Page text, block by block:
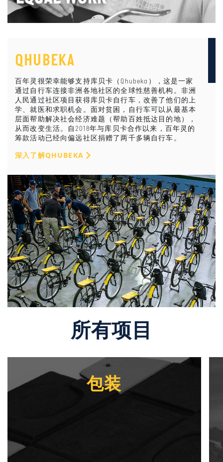
QHUBEKA
百年灵很荣幸能够支持库贝卡（Qhubeka），这是一家
通过自行车连接非洲各地社区的全球性慈善机构。非洲
人民通过社区项目获得库贝卡自行车，改善了他们的上
学、就医和求职机会。面对贫困，自行车可以从最基本
层面帮助解决社会经济难题（帮助百姓抵达目的地），
从而改变生活。自2018年与库贝卡合作以来，百年灵的
筹款活动已经向偏远社区捐赠了两千多辆自行车。
深入了解QHUBEKA
所有项目
包装